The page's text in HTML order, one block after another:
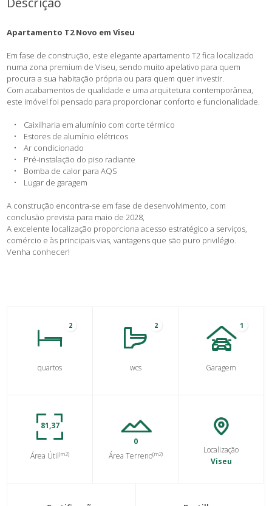
Apartamento T2 Novo em Viseu
Em fase de construção, este elegante apartamento T2 fica localizado
numa zona premium de Viseu, sendo muito apelativo para quem
procura a sua habitação própria ou para quem quer investir.
Com acabamentos de qualidade e uma arquitetura contemporânea,
este imóvel foi pensado para proporcionar conforto e funcionalidade.
• Caixilharia em alumínio com corte térmico
• Estores de alumínio elétricos
• Ar condicionado
• Pré-instalação do piso radiante
• Bomba de calor para AQS
• Lugar de garagem ​​​​​​
A construção encontra-se em fase de desenvolvimento, com
conclusão prevista para maio de 2028,
A excelente localização proporciona acesso estratégico a serviços,
comércio e às principais vias, vantagens que são puro privilégio.
Venha conhecer!
2
quartos
2
wcs
1
Garagem
81,37
Área Útil(m2)
0
Área Terreno(m2)
Localização
Viseu